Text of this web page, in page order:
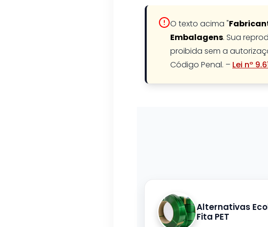
O texto acima "
Embalagens. Sua
proibida sem a
Código Penal. – Lei nº
Alternativas
Fita PET